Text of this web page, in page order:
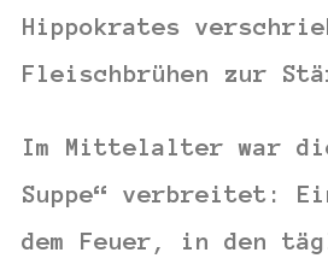
Hippokrates
Fleischbrühen zur
Im Mittelalter war
Suppe“ verbreitet:
dem Feuer, in den